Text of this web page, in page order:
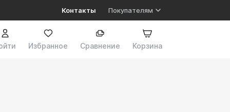
Контакты Покупателям
Избранное Сравнение Корзина